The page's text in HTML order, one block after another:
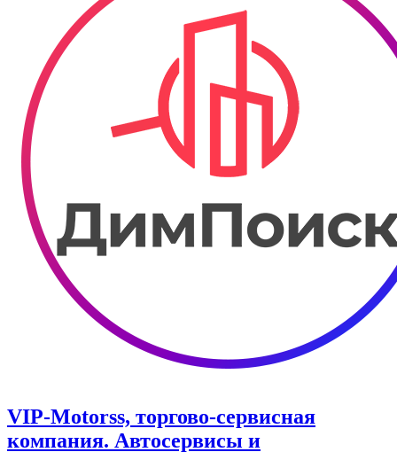
VIP-Motorss, торгово-сервисная
компания. Автосервисы и